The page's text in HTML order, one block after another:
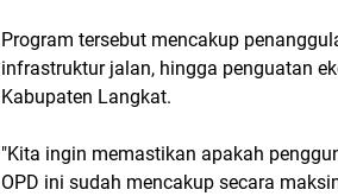
Program tersebut mencakup
infrastruktur jalan, hingga penguatan
Kabupaten Langkat.
"Kita ingin memastikan apakah
OPD ini sudah mencakup secara